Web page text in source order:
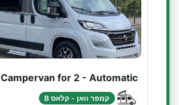
Campervan for 2 - Automatic
קמפר וואן - קלאס B